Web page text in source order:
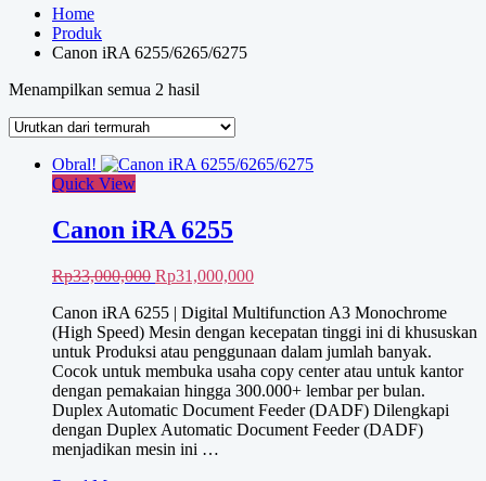
Home
Produk
Canon iRA 6255/6265/6275
Menampilkan semua 2 hasil
harga:
ke
Obral!
Quick View
Canon iRA 6255
Rp33,000,000 Harga
adalah:
Rp33,000,000.
Rp31,000,000Harga
ini
adalah:
Rp31,000,000.
Canon iRA 6255 | Digital Multifunction A3 Monochrome
(High Speed) Mesin dengan kecepatan tinggi ini di khususkan
untuk Produksi atau penggunaan dalam jumlah banyak.
Cocok untuk membuka usaha copy center atau untuk kantor
dengan pemakaian hingga 300.000+ lembar per bulan.
Duplex Automatic Document Feeder (DADF) Dilengkapi
dengan Duplex Automatic Document Feeder (DADF)
menjadikan mesin ini …